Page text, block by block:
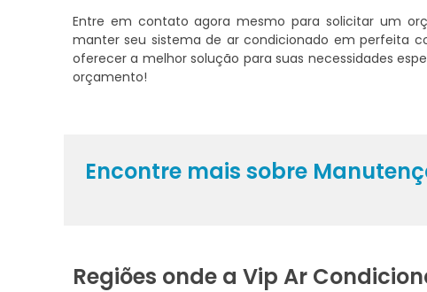
Entre em contato agora mesmo para solicitar um
manter seu sistema de ar condicionado em perfeita
oferecer a melhor solução para suas necessidades
orçamento!
Encontre mais sobre
Regiões onde a Vip Ar